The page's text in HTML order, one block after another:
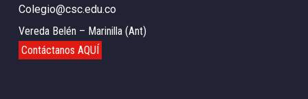
Colegio@csc.edu.co
Vereda Belén – Marinilla (Ant)
Contáctanos AQUÍ